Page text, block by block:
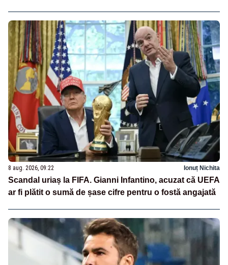
8 aug. 2026, 09:22 Ionuț Nichita
Scandal uriaș la FIFA. Gianni Infantino, acuzat că UEFA
ar fi plătit o sumă de șase cifre pentru o fostă angajată